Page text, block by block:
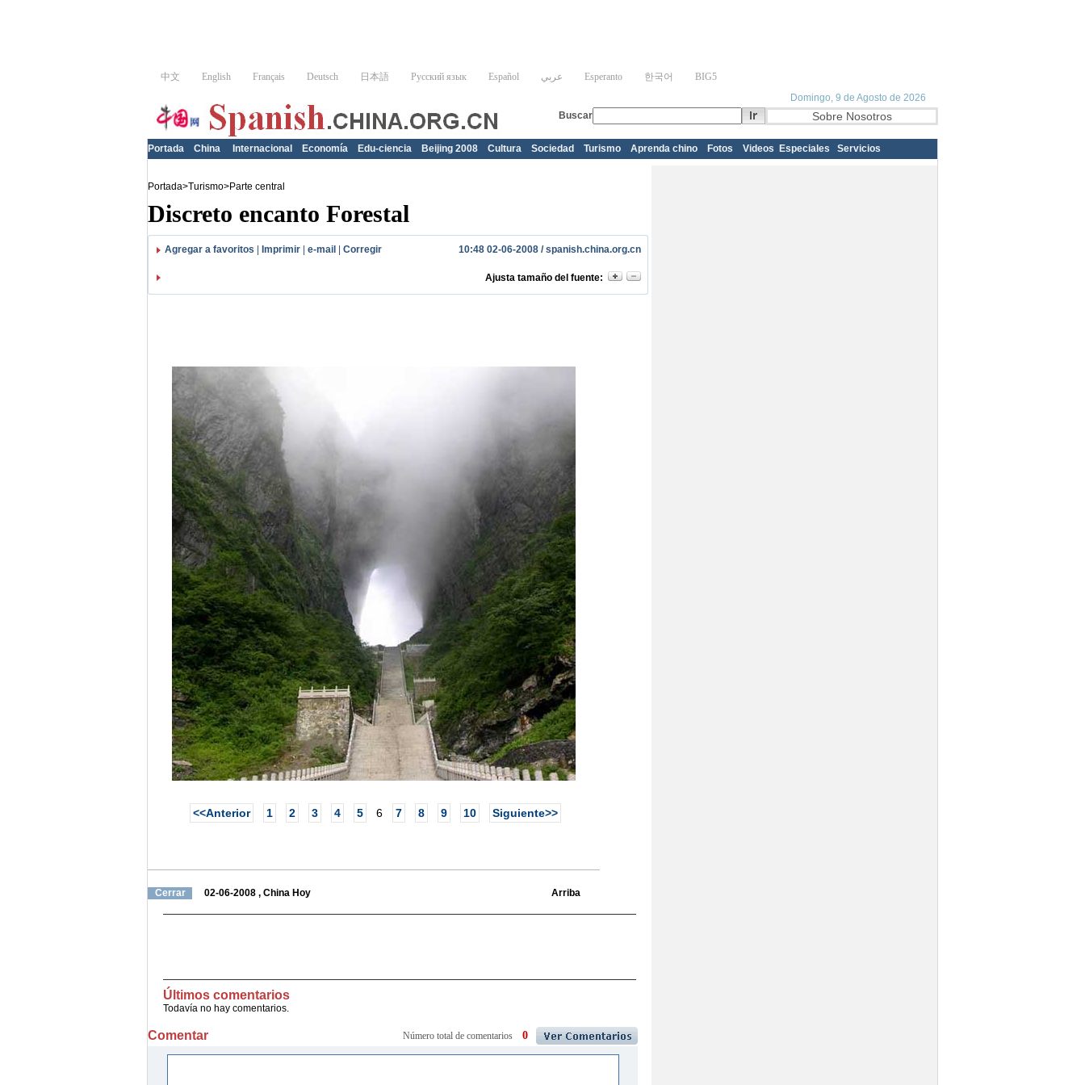
Portada China Internacional Economía Edu-ciencia Beijing 2008 Cultura Sociedad Turismo Aprenda chino Fotos Videos Especiales Servicios
Portada>Turismo>Parte central
Discreto encanto Forestal
Agregar a favoritos Imprimir e-mail Corregir 10:48 02-06-2008 /spanish.china.org.cn
Ajusta tamaño del fuente:
<<Anterior 1 2 3 4 5 6 7 8 9 10 Siguiente>>
Cerrar 02-06-2008 , China Hoy Arriba
Últimos comentarios
Todavía no hay comentarios.
Comentar Número total de comentarios 0